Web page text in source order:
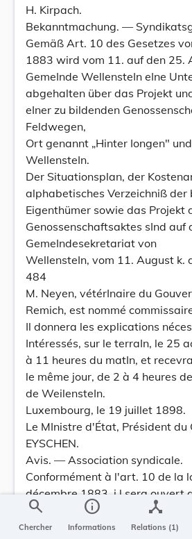
H. Kirpach.
Bekanntmachung. —
Gemäß Art. 10 des Gesetzes
1883 wird vom 11. auf den 25.
GemeInde WellensteIn eIne
abgehalten über das Projekt
eIner zu bildenden
Feldwegen,
Ort genannt „Hinter Iongen"
WellensteIn.
Der Situationsplan, der
alphabetisches Verzeichniß
Eigenthümer sowie das Projekt
Genossenschaftsaktes sInd auf
GemeIndesekretariat von
WellensteIn, vom 11. August k.
484
M. Neyen, vétérInaire du
Remich, est nommé
Il donnera les explications
Intéressés, sur le terraIn, le 25
à 11 heures du matIn, et
le même jour, de 2 à 4 heures
de WeilensteIn.
Luxembourg, le 19 juillet 1898.
Le MInistre d'État, Président du
EYSCHEN.
Avis. — Association syndicale.
Conformément à l'art. 10 de la
décembre 1883, i l sera ouvert
1898, dans la commune de
sur le projet et les statuts d'une
search
Chercher
info
Informations
device_hub
Relations (1)